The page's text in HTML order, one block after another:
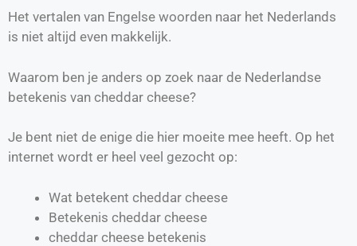
Het vertalen van Engelse woorden naar het Nederlands
is niet altijd even makkelijk.
Waarom ben je anders op zoek naar de Nederlandse
betekenis van cheddar cheese?
Je bent niet de enige die hier moeite mee heeft. Op het
internet wordt er heel veel gezocht op:
Wat betekent cheddar cheese
Betekenis cheddar cheese
cheddar cheese betekenis